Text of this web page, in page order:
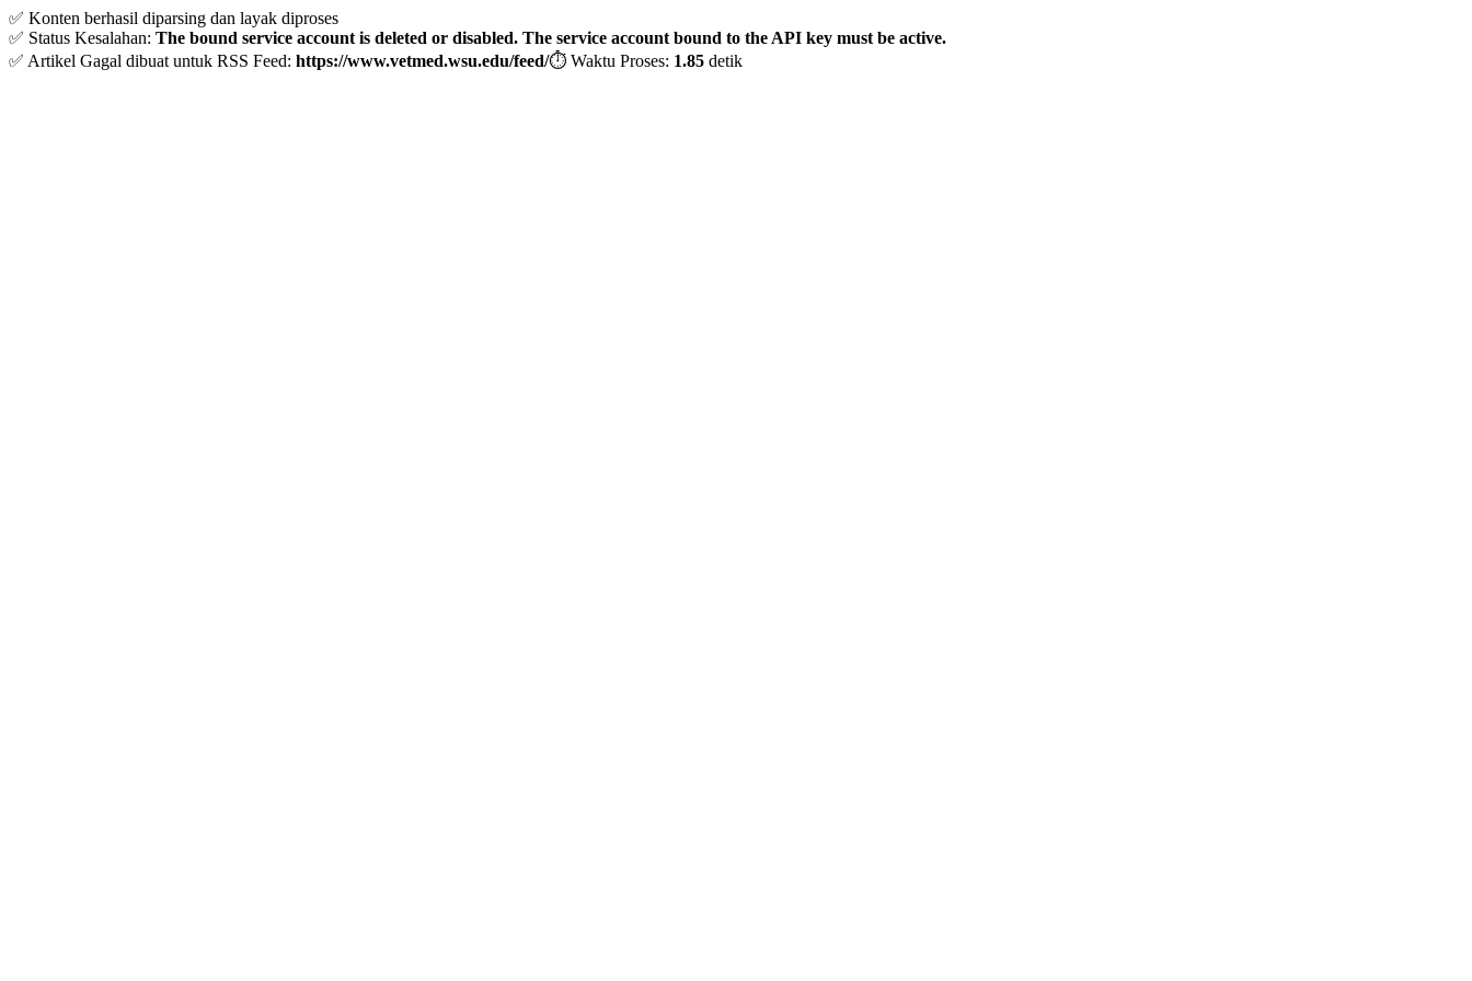
✅ Konten berhasil diparsing dan layak diproses
✅ Status Kesalahan: The bound service account is deleted or disabled. The service account bound to the API key must be active.
✅ Artikel Gagal dibuat untuk RSS Feed: https://www.vetmed.wsu.edu/feed/⏱️ Waktu Proses: 1.85 detik